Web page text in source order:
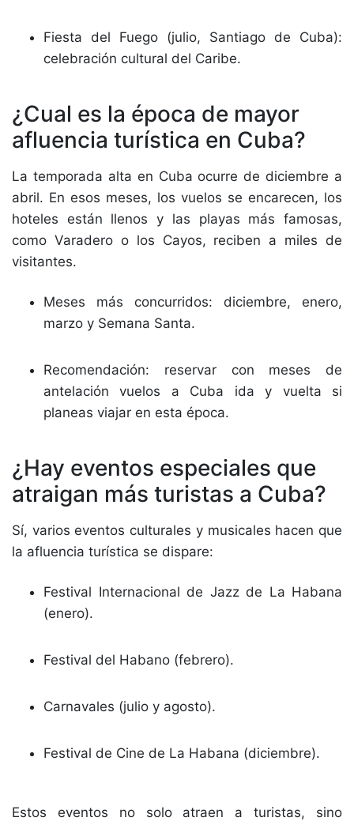
Fiesta del Fuego (julio, Santiago de Cuba):
celebración cultural del Caribe.
¿Cual es la época de mayor
afluencia turística en Cuba?
La temporada alta en Cuba ocurre de diciembre a
abril. En esos meses, los vuelos se encarecen, los
hoteles están llenos y las playas más famosas,
como Varadero o los Cayos, reciben a miles de
visitantes.
Meses más concurridos: diciembre, enero,
marzo y Semana Santa.
Recomendación: reservar con meses de
antelación vuelos a Cuba ida y vuelta si
planeas viajar en esta época.
¿Hay eventos especiales que
atraigan más turistas a Cuba?
Sí, varios eventos culturales y musicales hacen que
la afluencia turística se dispare:
Festival Internacional de Jazz de La Habana
(enero).
Festival del Habano (febrero).
Carnavales (julio y agosto).
Festival de Cine de La Habana (diciembre).
Estos eventos no solo atraen a turistas, sino